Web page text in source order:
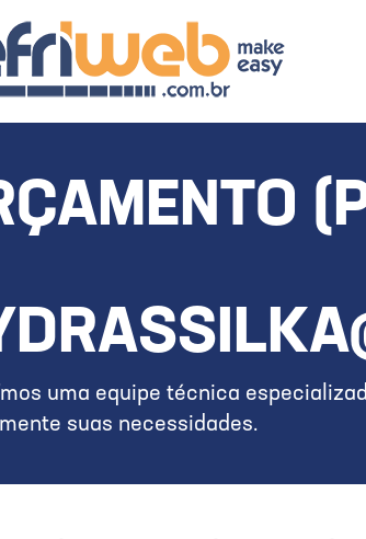
uma equipe técnica
suas necessidades.